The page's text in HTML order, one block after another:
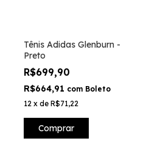
Tênis Adidas Glenburn -
Preto
R$699,90
R$664,91 com Boleto
12 x de R$71,22
Comprar